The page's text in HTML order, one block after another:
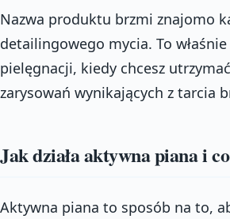
Nazwa produktu brzmi znajomo
detailingowego mycia. To
pielęgnacji, kiedy chcesz
zarysowań wynikających z tarcia
Jak działa aktywna piana i
Aktywna piana to sposób na to,